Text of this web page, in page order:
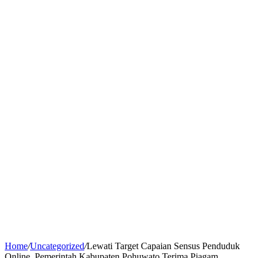
Home/Uncategorized/Lewati Target Capaian Sensus Penduduk